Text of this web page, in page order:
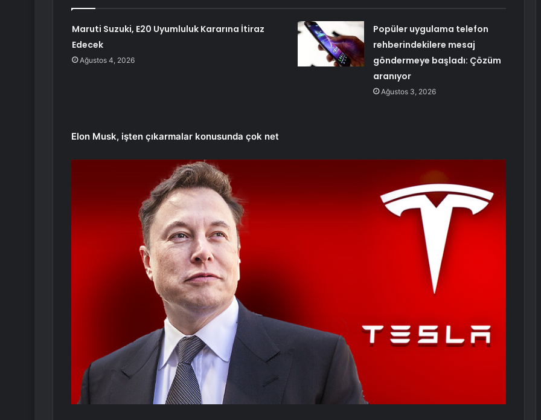
Maruti Suzuki, E20 Uyumluluk Kararına İtiraz
Edecek
Ağustos 4, 2026
Popüler uygulama telefon
rehberindekilere mesaj
göndermeye başladı: Çözüm
aranıyor
Ağustos 3, 2026
Elon Musk, işten çıkarmalar konusunda çok net